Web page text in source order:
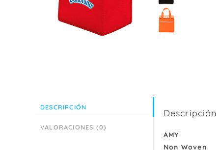
DESCRIPCIÓN
VALORACIONES (0)
Descripción
AMY
Non Woven